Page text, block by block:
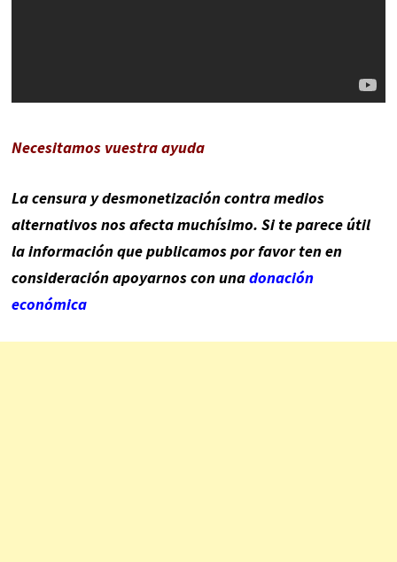
Necesitamos vuestra ayuda
La censura y desmonetización contra medios
alternativos nos afecta muchísimo. Si te parece útil
la información que publicamos por favor ten en
consideración apoyarnos con unadonación
económica